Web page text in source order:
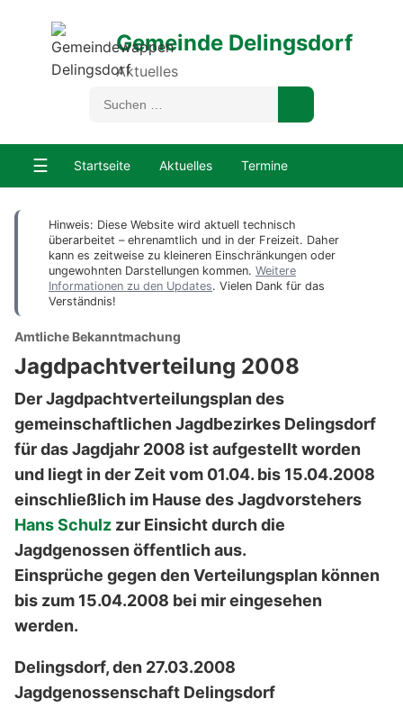
Gemeinde Delingsdorf
Aktuelles
☰ Startseite Aktuelles Termine
Hinweis: Diese Website wird aktuell technisch
überarbeitet – ehrenamtlich und in der Freizeit. Daher
kann es zeitweise zu kleineren Einschränkungen oder
ungewohnten Darstellungen kommen. Weitere
Informationen zu den Updates. Vielen Dank für das
Verständnis!
Amtliche Bekanntmachung
Jagdpachtverteilung 2008
Der Jagdpachtverteilungsplan des
gemeinschaftlichen Jagdbezirkes Delingsdorf
für das Jagdjahr 2008 ist aufgestellt worden
und liegt in der Zeit vom 01.04. bis 15.04.2008
einschließlich im Hause des Jagdvorstehers
Hans Schulz zur Einsicht durch die
Jagdgenossen öffentlich aus.
Einsprüche gegen den Verteilungsplan können
bis zum 15.04.2008 bei mir eingesehen
werden.
Delingsdorf, den 27.03.2008
Jagdgenossenschaft Delingsdorf